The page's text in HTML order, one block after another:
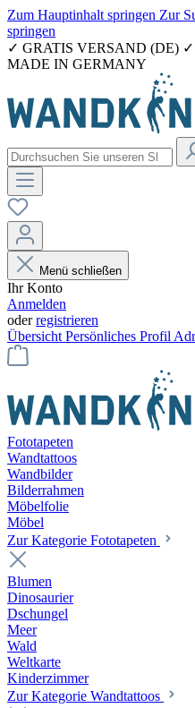
Zum Hauptinhalt springen Zur
springen
✓ GRATIS VERSAND (DE)
MADE IN GERMANY
Menü schließen
Ihr Konto
Anmelden
oderregistrieren
Übersicht Persönliches Profil
Fototapeten
Wandtattoos
Wandbilder
Bilderrahmen
Möbelfolie
Möbel
Zur Kategorie Fototapeten
Blumen
Dinosaurier
Dschungel
Meer
Wald
Weltkarte
Kinderzimmer
Zur Kategorie Wandtattoos